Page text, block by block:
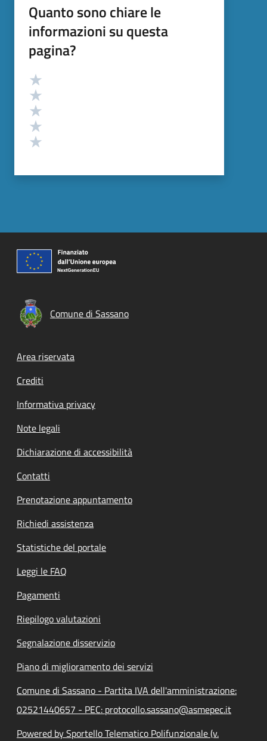
Quanto sono chiare le
informazioni su questa
pagina?
Valutazione
Comune di Sassano
Footer menu
Area riservata
Crediti
Informativa privacy
Note legali
Dichiarazione di accessibilità
Contatti
Prenotazione appuntamento
Richiedi assistenza
Statistiche del portale
Leggi le FAQ
Pagamenti
Riepilogo valutazioni
Segnalazione disservizio
Piano di miglioramento dei servizi
Comune di Sassano - Partita IVA dell'amministrazione:
02521440657 - PEC: protocollo.sassano@asmepec.it
Powered by Sportello Telematico Polifunzionale (v.